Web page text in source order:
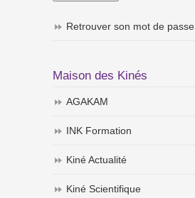
Retrouver son mot de passe
Maison des Kinés
AGAKAM
INK Formation
Kiné Actualité
Kiné Scientifique